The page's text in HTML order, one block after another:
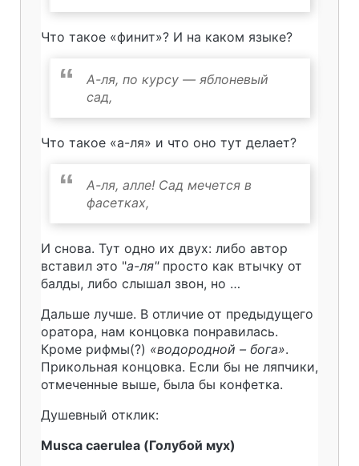
Что такое «финит»? И на каком языке?
А-ля, по курсу — яблоневый
сад,
Что такое «а-ля» и что оно тут делает?
А-ля, алле! Сад мечется в
фасетках,
И снова. Тут одно их двух: либо автор
вставил это "а-ля"просто как втычку от
балды, либо слышал звон, но …
Дальше лучше. В отличие от предыдущего
оратора, нам концовка понравилась.
Кроме рифмы(?) «водородной – бога».
Прикольная концовка. Если бы не ляпчики,
отмеченные выше, была бы конфетка.
Душевный отклик:
Musca caerulea (Голубой мух)